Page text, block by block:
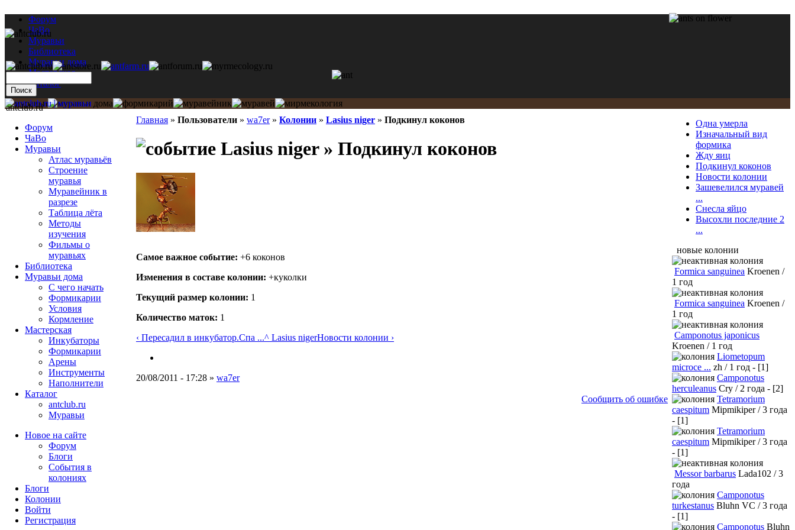
Форум
ЧаВо
Муравьи
Библиотека
Муравьи дома
Мастерская
Каталог
Главная » Пользователи » wa7er» Колонии » Lasius niger » Подкинул коконов
Lasius niger » Подкинул коконов
Самое важное событие: +6 коконов
Изменения в составе кoлонии: +куколки
Текущий размер кoлонии: 1
Количество маток: 1
‹ Пересадил в инкубатор.Спа ...^ Lasius nigerНовости колонии ›
20/08/2011 - 17:28 » wa7er
Сообщить об ошибке
antclub.ru
Форум
ЧаВо
Муравьи
Атлас муравьёв
Строение
муравья
Муравейник в
разрезе
Таблица лёта
Методы
изучения
Фильмы о
муравьях
Библиотека
Муравьи дома
С чего начать
Формикарии
Условия
Кормление
Мастерская
Инкубаторы
Формикарии
Арены
Инструменты
Наполнители
Каталог
antclub.ru
Муравьи
Новое на сайте
Форум
Блоги
События в
колониях
Блоги
Колонии
Войти
Peгиcтpaция
Одна умерла
Изначальный вид
формика
Жду яиц
Подкинул коконов
Новости колонии
Зашевелился муравей
...
Снесла яйцо
Высохли последние 2
...
новые колонии
Formica sanguinea Kroenen /
1 год
Formica sanguinea Kroenen /
1 год
Camponotus japonicus
Kroenen / 1 год
Liometopum
microce ... zh / 1 год - [1]
Camponotus
herculeanus Cry / 2 года - [2]
Tetramorium
caespitum Mipmikiper / 3 года
- [1]
Tetramorium
caespitum Mipmikiper / 3 года
- [1]
Messor barbarus Lada102 / 3
года
Camponotus
turkestanus Bluhn VC / 3 года
- [1]
Camponotus Bluhn